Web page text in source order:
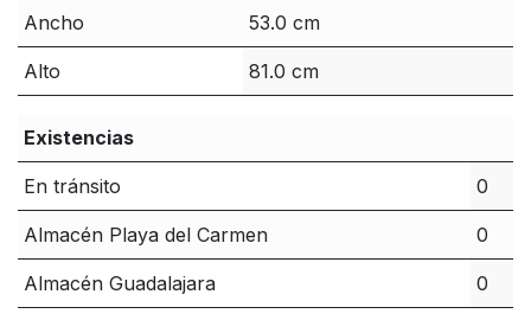
Ancho 53.0 cm
Alto 81.0 cm
Existencias
En tránsito 0
Almacén Playa del Carmen 0
Almacén Guadalajara 0